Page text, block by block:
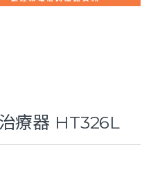
療器 HT326L